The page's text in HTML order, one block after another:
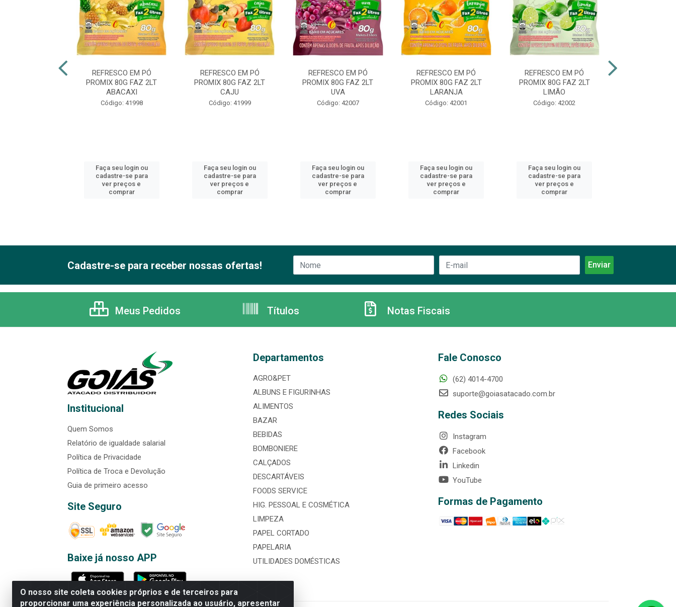
REFRESCO EM PÓ
PROMIX 80G FAZ 2LT
ABACAXI
Código: 41998
Faça seu login ou
cadastre-se para
ver preços e
comprar
REFRESCO EM PÓ
PROMIX 80G FAZ 2LT
CAJU
Código: 41999
Faça seu login ou
cadastre-se para
ver preços e
comprar
REFRESCO EM PÓ
PROMIX 80G FAZ 2LT
UVA
Código: 42007
Faça seu login ou
cadastre-se para
ver preços e
comprar
REFRESCO EM PÓ
PROMIX 80G FAZ 2LT
LARANJA
Código: 42001
Faça seu login ou
cadastre-se para
ver preços e
comprar
REFRESCO EM PÓ
PROMIX 80G FAZ 2LT
LIMÃO
Código: 42002
Faça seu login ou
cadastre-se para
ver preços e
comprar
O nosso site coleta cookies próprios e de terceiros para
proporcionar uma experiência personalizada ao usuário, apresentar
Cadastre-se para receber nossas ofertas!
Meus Pedidos Títulos Notas Fiscais
Institucional
Quem Somos
Relatório de igualdade salarial
Política de Privacidade
Política de Troca e Devolução
Guia de primeiro acesso
Site Seguro
Baixe já nosso APP
Departamentos
AGRO&PET
ALBUNS E FIGURINHAS
ALIMENTOS
BAZAR
BEBIDAS
BOMBONIERE
CALÇADOS
DESCARTÁVEIS
FOODS SERVICE
HIG. PESSOAL E COSMÉTICA
LIMPEZA
PAPEL CORTADO
PAPELARIA
UTILIDADES DOMÉSTICAS
Fale Conosco
(62) 4014-4700
suporte@goiasatacado.com.br
Redes Sociais
Instagram
Facebook
Linkedin
YouTube
Formas de Pagamento